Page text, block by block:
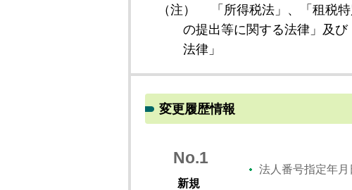
（注）
「所得税法」、「租税
の提出等に関する法律」及
法律」
変更履歴情報
No.1
新規
法人番号指定年月